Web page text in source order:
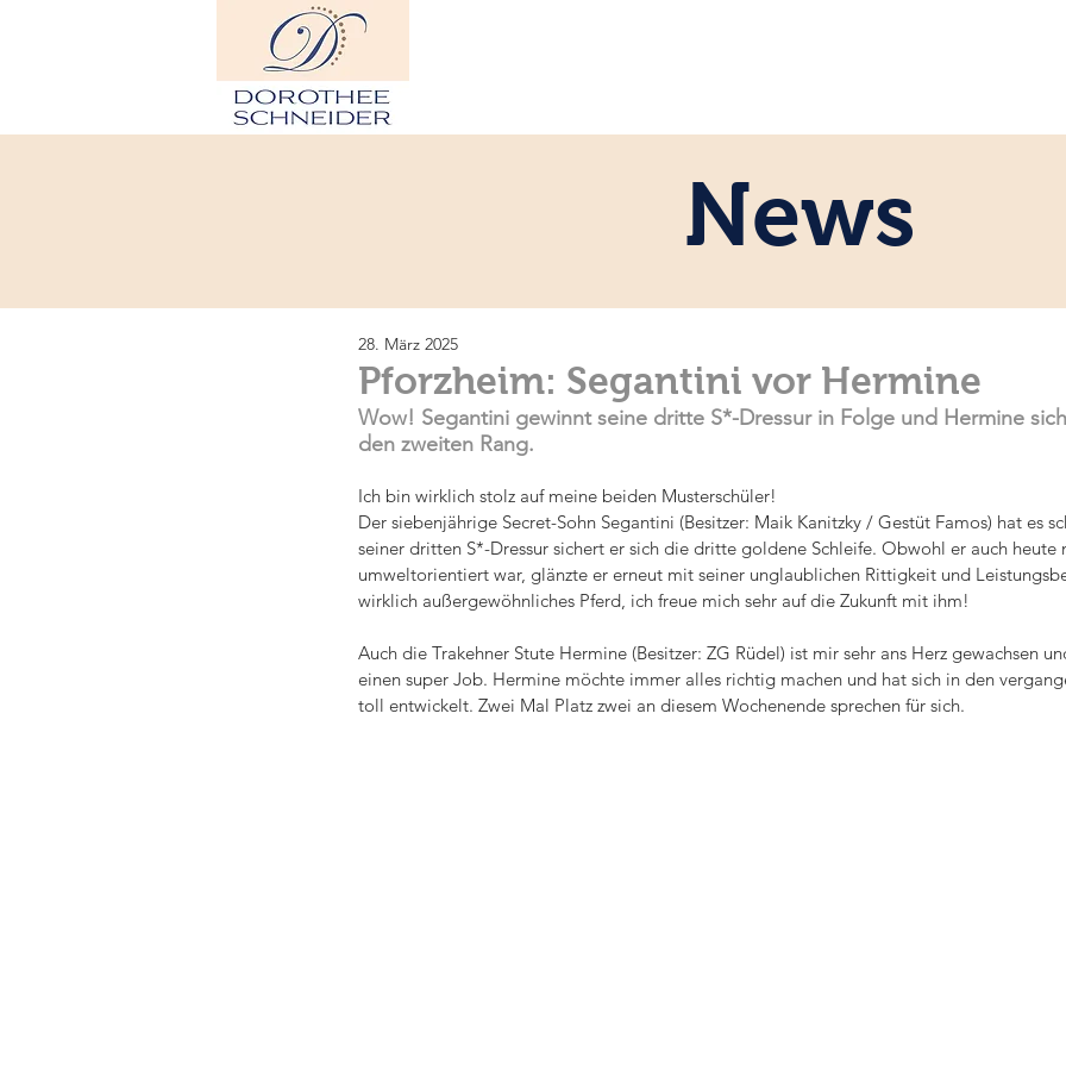
News
Pforzheim: Segantini vor Hermine
28. März 2025
Wow! Segantini gewinnt seine dritte S*-Dressur in Folge und Hermine
den zweiten Rang.
Ich bin wirklich stolz auf meine beiden Musterschüler!
Der siebenjährige Secret-Sohn Segantini (Besitzer: Maik Kanitzky / Gestüt Famos) hat es
seiner dritten S*-Dressur sichert er sich die dritte goldene Schleife. Obwohl er auch heute
umweltorientiert war, glänzte er erneut mit seiner unglaublichen Rittigkeit und
wirklich außergewöhnliches Pferd, ich freue mich sehr auf die Zukunft mit ihm!
Auch die Trakehner Stute Hermine (Besitzer: ZG Rüdel) ist mir sehr ans Herz gewachsen
einen super Job. Hermine möchte immer alles richtig machen und hat sich in den
toll entwickelt. Zwei Mal Platz zwei an diesem Wochenende sprechen für sich.